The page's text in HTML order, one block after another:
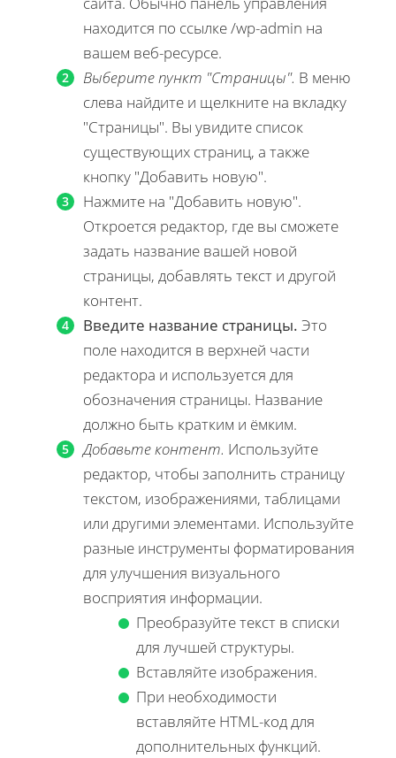
находится по ссылке /wp-admin на
вашем веб-ресурсе.
Выберите пункт "Страницы". В меню
слева найдите и щелкните на вкладку
"Страницы". Вы увидите список
существующих страниц, а также
кнопку "Добавить новую".
Нажмите на "Добавить новую".
Откроется редактор, где вы сможете
задать название вашей новой
страницы, добавлять текст и другой
контент.
Введите название страницы. Это
поле находится в верхней части
редактора и используется для
обозначения страницы. Название
должно быть кратким и ёмким.
Добавьте контент. Используйте
редактор, чтобы заполнить страницу
текстом, изображениями, таблицами
или другими элементами. Используйте
разные инструменты форматирования
для улучшения визуального
восприятия информации.
Преобразуйте текст в списки
для лучшей структуры.
Вставляйте изображения.
При необходимости
вставляйте HTML-код для
дополнительных функций.